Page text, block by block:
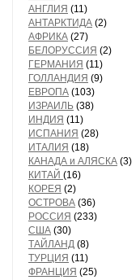
АНГЛИЯ (11)
АНТАРКТИДА (2)
АФРИКА (27)
БЕЛОРУССИЯ (2)
ГЕРМАНИЯ (11)
ГОЛЛАНДИЯ (9)
ЕВРОПА (103)
ИЗРАИЛЬ (38)
ИНДИЯ (11)
ИСПАНИЯ (28)
ИТАЛИЯ (18)
КАНАДА и АЛЯСКА (3)
КИТАЙ (16)
КОРЕЯ (2)
ОСТРОВА (36)
РОССИЯ (233)
США (30)
ТАЙЛАНД (8)
ТУРЦИЯ (11)
ФРАНЦИЯ (25)